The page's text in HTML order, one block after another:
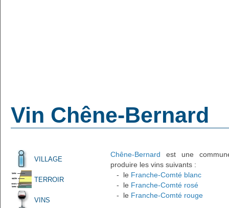
Vin Chêne-Bernard
VILLAGE
TERROIR
VINS
Chêne-Bernard est une
produire les vins suivants :
- le Franche-Comté blanc
- le Franche-Comté rosé
- le Franche-Comté rouge